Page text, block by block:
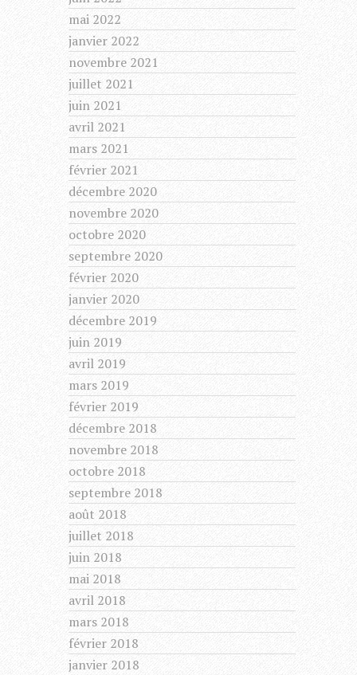
mai 2022
janvier 2022
novembre 2021
juillet 2021
juin 2021
avril 2021
mars 2021
février 2021
décembre 2020
novembre 2020
octobre 2020
septembre 2020
février 2020
janvier 2020
décembre 2019
juin 2019
avril 2019
mars 2019
février 2019
décembre 2018
novembre 2018
octobre 2018
septembre 2018
août 2018
juillet 2018
juin 2018
mai 2018
avril 2018
mars 2018
février 2018
janvier 2018